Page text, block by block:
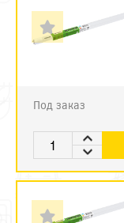
Под заказ